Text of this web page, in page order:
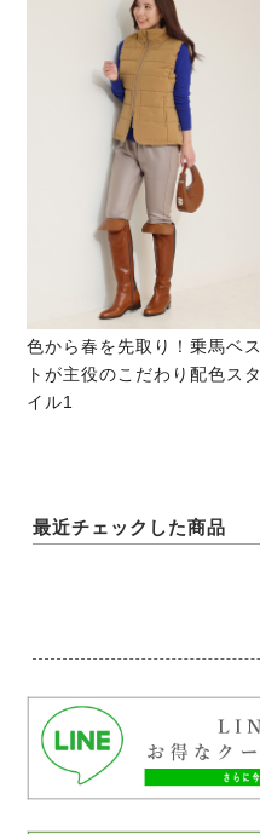
色から春を先取り！乗馬ベス
トが主役のこだわり配色スタ
イル1
最近チェックした商品